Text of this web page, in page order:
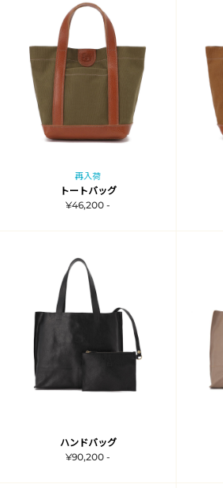
再入荷
トートバッグ
¥46,200 -
ハンドバッグ
¥90,200 -